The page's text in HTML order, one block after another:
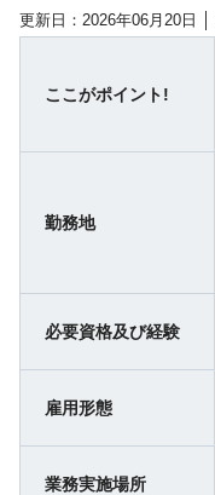
更新日：2026年06月20日 │
ここがポイント!
勤務地
必要資格及び経験
雇用形態
業務実施場所